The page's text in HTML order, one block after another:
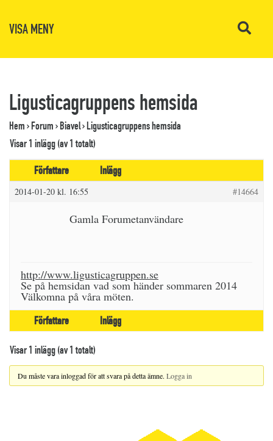
VISA MENY
Ligusticagruppens hemsida
Hem›Forum›Biavel›Ligusticagruppens hemsida
Visar 1 inlägg (av 1 totalt)
Författare
Inlägg
2014-01-20 kl. 16:55 #14664
Gamla Forumetanvändare
http://www.ligusticagruppen.se
Se på hemsidan vad som händer sommaren 2014
Välkomna på våra möten.
Författare Inlägg
Visar 1 inlägg (av 1 totalt)
Du måste vara inloggad för att svara på detta ämne. Logga in